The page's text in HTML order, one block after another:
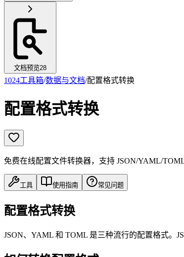
文档预览28
1024工具箱/数据与文档/配置格式转换
配置格式转换
免费在线配置文件转换器，支持 JSON/YAML/
工具 使用指南 常见问题
配置格式转换
JSON、YAML 和 TOML 是三种流行的配置格式。